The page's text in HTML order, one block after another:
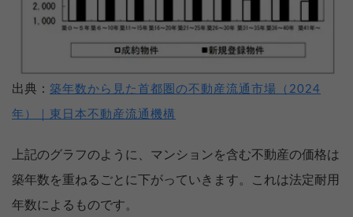
出典： 築年数から見た首都圏の不動産流通市場（2024
年）｜東日本不動産流通機構
上記のグラフのように、マンションを含む不動産の価格は
築年数を重ねるごとに下がっていきます。これは法定耐用
年数によるものです。